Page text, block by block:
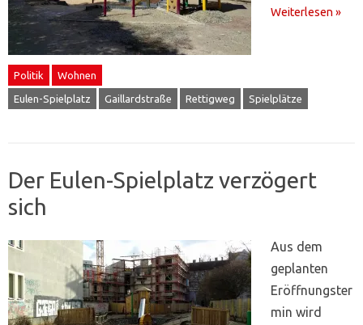
Weiterlesen »
Politik Wohnen
Eulen-Spielplatz Gaillardstraße Rettigweg Spielplätze
Der Eulen-Spielplatz verzögert
sich
Aus dem
geplanten
Eröffnungster
min wird